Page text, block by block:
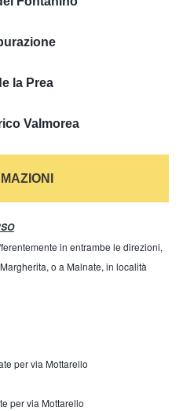
la Prea
Valmorea
in entrambe le direzioni,
o a Malnate, in località
per via Mottarello
per via Mottarello